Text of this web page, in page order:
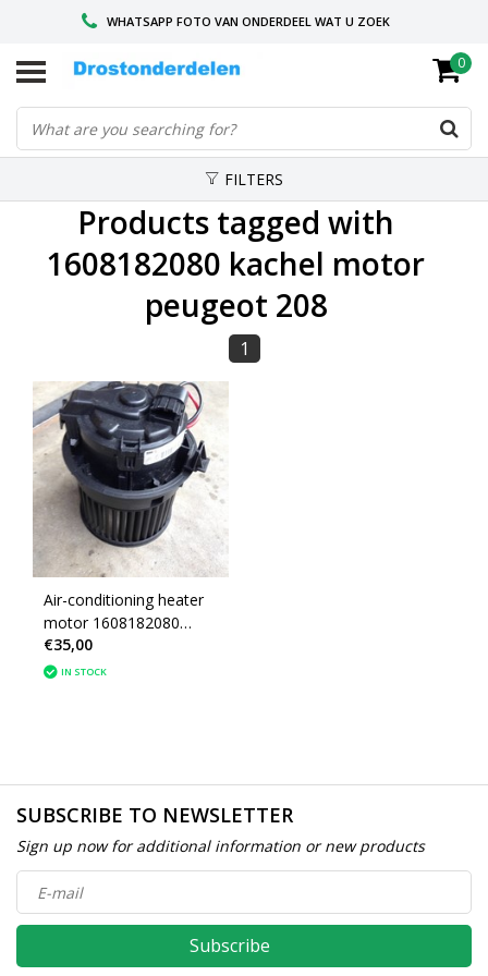
WHATSAPP FOTO VAN ONDERDEEL WAT U ZOEK
VOOR 16.00 BESTELD, VANDAAG VERZONDEN
GESPECIALISEERD PEUGEOT
0
FILTERS
Products tagged with
1608182080 kachel motor
peugeot 208
1
Air-conditioning heater
motor 1608182080
peugeot 208
€35,00
IN STOCK
SUBSCRIBE TO NEWSLETTER
Sign up now for additional information or new products
Subscribe